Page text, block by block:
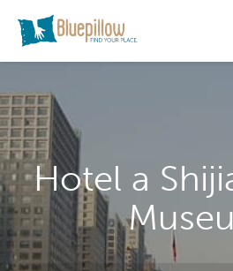
Hotel a